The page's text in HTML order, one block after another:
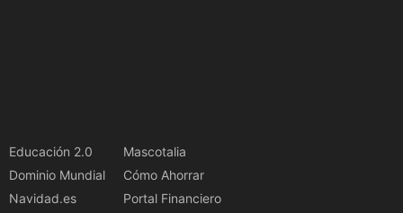
Educación 2.0
Dominio Mundial
Navidad.es
Mascotalia
Cómo Ahorrar
Portal Financiero